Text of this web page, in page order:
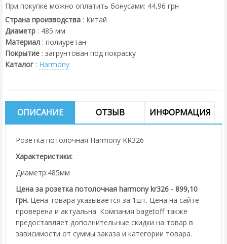
При покупке можно оплатить бонусами: 44,96 грн
Страна производства : Китай
Диаметр : 485 мм
Материал : полиуретан
Покрытие : загрунтован под покраску
Каталог : Harmony
ОПИСАНИЕ ОТЗЫВ ИНФОРМАЦИЯ
Розетка потолочная Harmony KR326
Характеристики:
Диаметр:485мм
Цена за розетка потолочная harmony kr326 - 899,10
грн. Цена товара указывается за 1шт. Цена на сайте
проверена и актуальна. Компания bagetoff также
предоставляет дополнительные скидки на товар в
зависимости от суммы заказа и категории товара.